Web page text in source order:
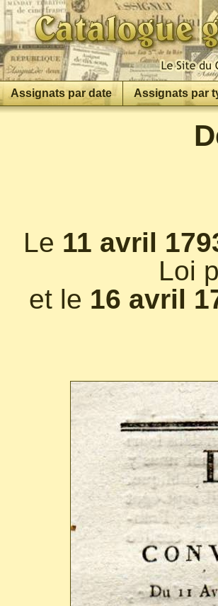
Assignats par date Assignats par
Le 11 avril
Loi
et le 16 avril